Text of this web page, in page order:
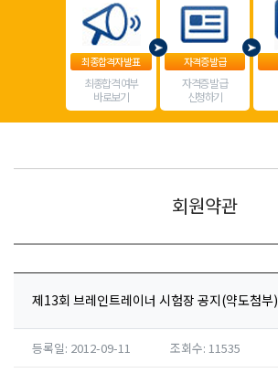
최종합격자 발표
최종합격 여부
바로보기
자격증 발급
자격증 발급
신청하기
회원약관
제13회 브레인트레이너 시험장 공지(약도첨부)
등록일: 2012-09-11 조회수: 11535